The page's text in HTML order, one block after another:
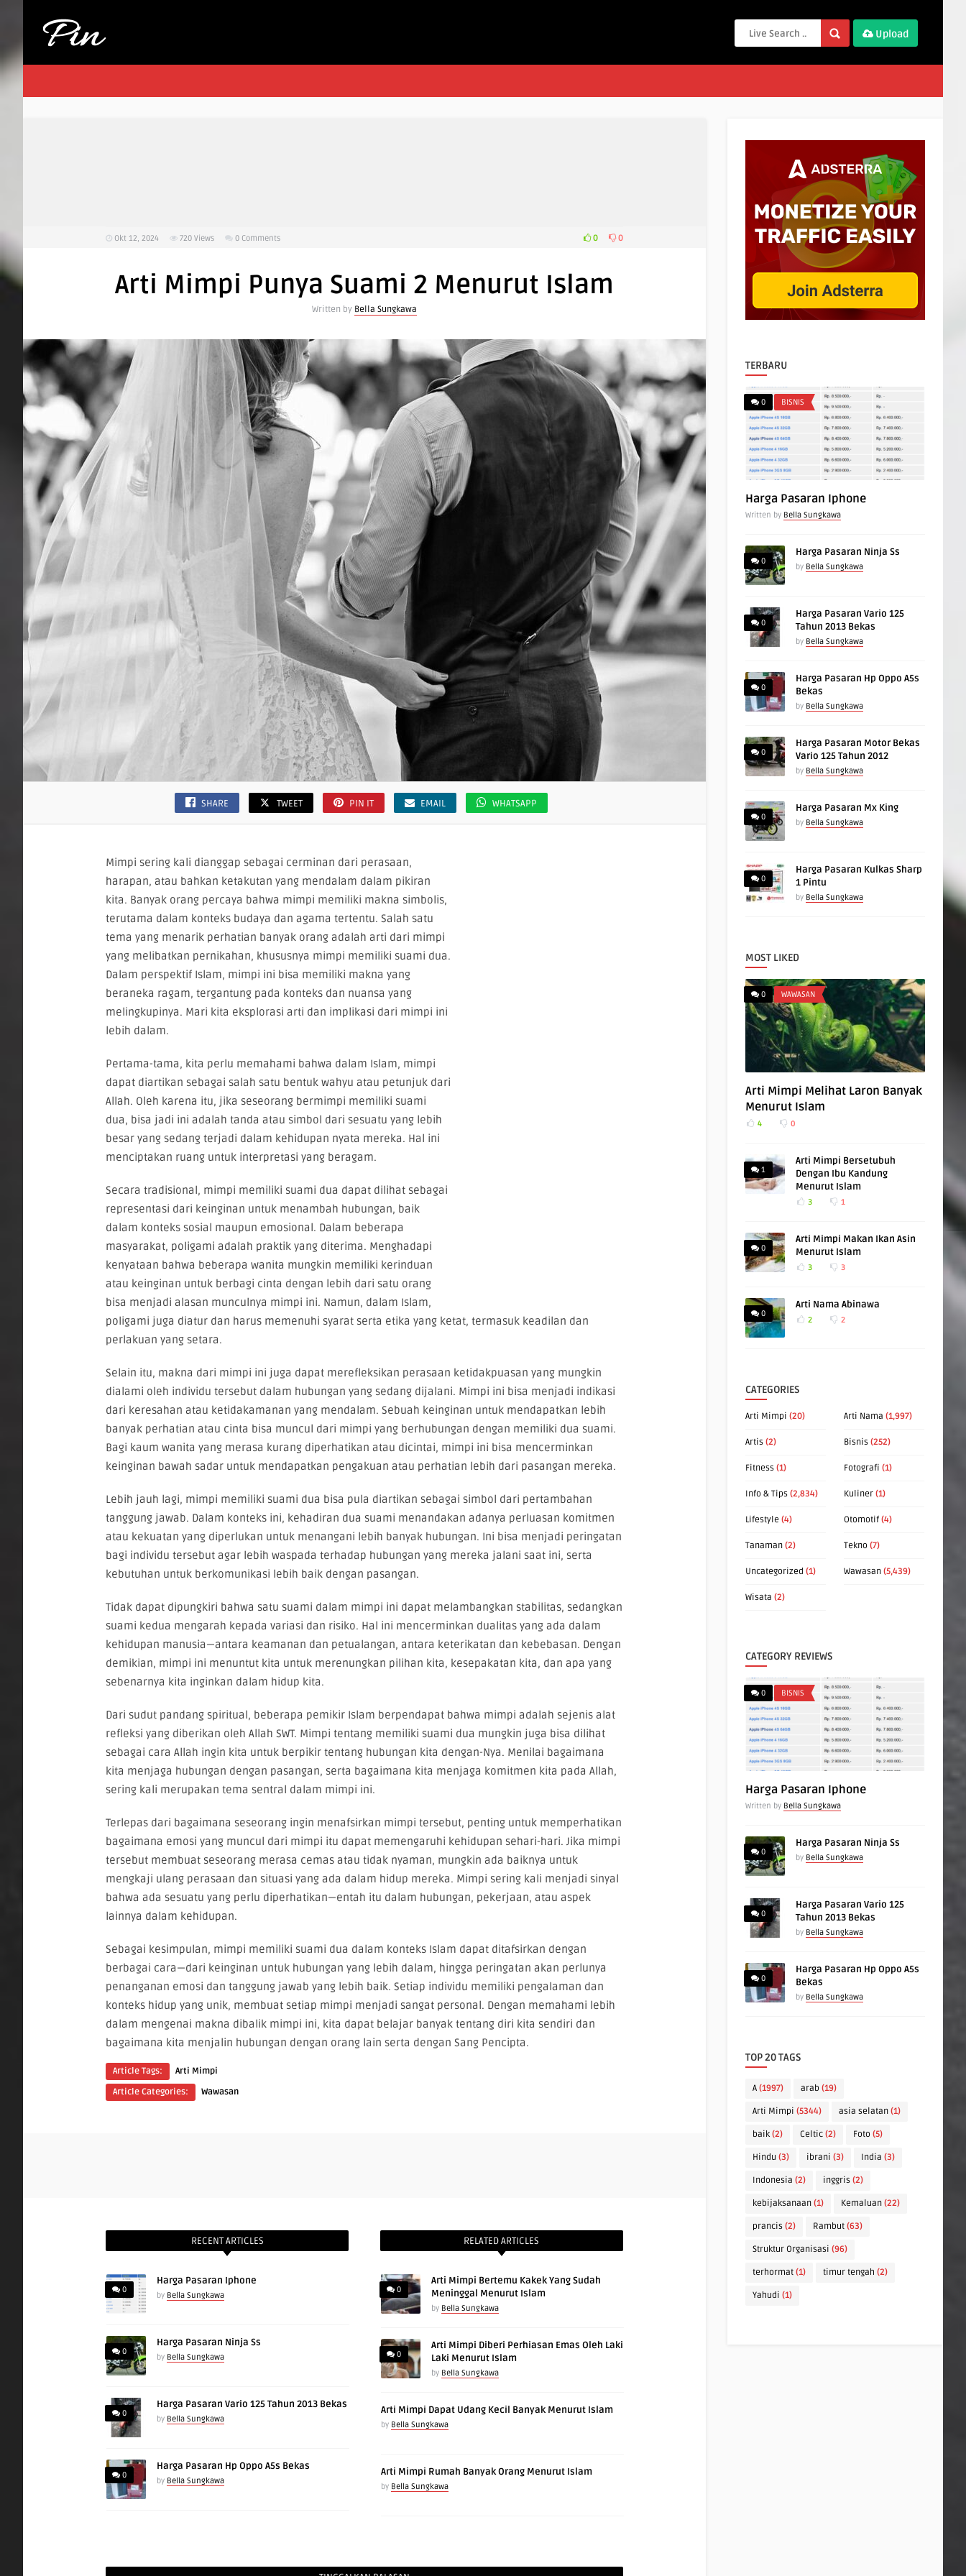
Upload
Okt 12, 2024 720 Views 0 Comments 0 0
Arti Mimpi Punya Suami 2 Menurut Islam
Written by Bella Sungkawa
SHARE TWEET PIN IT EMAIL WHATSAPP
Mimpi sering kali dianggap sebagai cerminan dari perasaan,
harapan, atau bahkan ketakutan yang mendalam dalam pikiran
kita. Banyak orang percaya bahwa mimpi memiliki makna simbolis,
terutama dalam konteks budaya dan agama tertentu. Salah satu
tema yang menarik perhatian banyak orang adalah arti dari mimpi
yang melibatkan pernikahan, khususnya mimpi memiliki suami dua.
Dalam perspektif Islam, mimpi ini bisa memiliki makna yang
beraneka ragam, tergantung pada konteks dan nuansa yang
melingkupinya. Mari kita eksplorasi arti dan implikasi dari mimpi ini
lebih dalam.
Pertama-tama, kita perlu memahami bahwa dalam Islam, mimpi
dapat diartikan sebagai salah satu bentuk wahyu atau petunjuk dari
Allah. Oleh karena itu, jika seseorang bermimpi memiliki suami
dua, bisa jadi ini adalah tanda atau simbol dari sesuatu yang lebih
besar yang sedang terjadi dalam kehidupan nyata mereka. Hal ini
menciptakan ruang untuk interpretasi yang beragam.
Secara tradisional, mimpi memiliki suami dua dapat dilihat sebagai
representasi dari keinginan untuk menambah hubungan, baik
dalam konteks sosial maupun emosional. Dalam beberapa
masyarakat, poligami adalah praktik yang diterima. Menghadapi
kenyataan bahwa beberapa wanita mungkin memiliki kerinduan
atau keinginan untuk berbagi cinta dengan lebih dari satu orang
bisa menjadi alasan munculnya mimpi ini. Namun, dalam Islam,
poligami juga diatur dan harus memenuhi syarat serta etika yang ketat, termasuk keadilan dan
perlakuan yang setara.
Selain itu, makna dari mimpi ini juga dapat merefleksikan perasaan ketidakpuasan yang mungkin
dialami oleh individu tersebut dalam hubungan yang sedang dijalani. Mimpi ini bisa menjadi indikasi
dari keresahan atau ketidakamanan yang mendalam. Sebuah keinginan untuk mendapatkan lebih
banyak perhatian atau cinta bisa muncul dari mimpi yang berhubungan dengan memiliki dua suami.
Bagi kaum wanita yang merasa kurang diperhatikan atau dicintai, mimpi ini bisa mencerminkan
keinginan bawah sadar untuk mendapatkan pengakuan atau perhatian lebih dari pasangan mereka.
Lebih jauh lagi, mimpi memiliki suami dua bisa pula diartikan sebagai simbol dari pertambahan
tanggung jawab. Dalam konteks ini, kehadiran dua suami menandakan adanya perluasan komitmen
atau kekuatan yang diperlukan untuk menangani lebih banyak hubungan. Ini bisa menjadi peringatan
bagi individu tersebut agar lebih waspada terhadap hubungan yang mereka jalani saat ini, serta
kebutuhan untuk berkomunikasi lebih baik dengan pasangan.
Tidak dapat dipungkiri bahwa satu suami dalam mimpi ini dapat melambangkan stabilitas, sedangkan
suami kedua mengarah kepada variasi dan risiko. Hal ini mencerminkan dualitas yang ada dalam
kehidupan manusia—antara keamanan dan petualangan, antara keterikatan dan kebebasan. Dengan
demikian, mimpi ini menuntut kita untuk merenungkan pilihan kita, kesepakatan kita, dan apa yang
sebenarnya kita inginkan dalam hidup kita.
Dari sudut pandang spiritual, beberapa pemikir Islam berpendapat bahwa mimpi adalah sejenis alat
refleksi yang diberikan oleh Allah SWT. Mimpi tentang memiliki suami dua mungkin juga bisa dilihat
sebagai cara Allah ingin kita untuk berpikir tentang hubungan kita dengan-Nya. Menilai bagaimana
kita menjaga hubungan dengan pasangan, serta bagaimana kita menjaga komitmen kita pada Allah,
sering kali merupakan tema sentral dalam mimpi ini.
Terlepas dari bagaimana seseorang ingin menafsirkan mimpi tersebut, penting untuk memperhatikan
bagaimana emosi yang muncul dari mimpi itu dapat memengaruhi kehidupan sehari-hari. Jika mimpi
tersebut membuat seseorang merasa cemas atau tidak nyaman, mungkin ada baiknya untuk
mengkaji ulang perasaan dan situasi yang ada dalam hidup mereka. Mimpi sering kali menjadi sinyal
bahwa ada sesuatu yang perlu diperhatikan—entah itu dalam hubungan, pekerjaan, atau aspek
lainnya dalam kehidupan.
Sebagai kesimpulan, mimpi memiliki suami dua dalam konteks Islam dapat ditafsirkan dengan
berbagai cara—dari keinginan untuk hubungan yang lebih dalam, hingga peringatan akan perlunya
penanganan emosi dan tanggung jawab yang lebih baik. Setiap individu memiliki pengalaman dan
konteks hidup yang unik, membuat setiap mimpi menjadi sangat personal. Dengan memahami lebih
dalam mengenai makna dibalik mimpi ini, kita dapat belajar banyak tentang diri kita sendiri dan
bagaimana kita menjalin hubungan dengan orang lain serta dengan Sang Pencipta.
Article Tags:
Arti Mimpi
Article Categories:
Wawasan
RECENT ARTICLES
0
Harga Pasaran Iphone
by Bella Sungkawa
0
Harga Pasaran Ninja Ss
by Bella Sungkawa
0
Harga Pasaran Vario 125 Tahun 2013 Bekas
by Bella Sungkawa
0
Harga Pasaran Hp Oppo A5s Bekas
by Bella Sungkawa
RELATED ARTICLES
0
Arti Mimpi Bertemu Kakek Yang Sudah
Meninggal Menurut Islam
by Bella Sungkawa
0
Arti Mimpi Diberi Perhiasan Emas Oleh Laki
Laki Menurut Islam
by Bella Sungkawa
Arti Mimpi Dapat Udang Kecil Banyak Menurut Islam
by Bella Sungkawa
Arti Mimpi Rumah Banyak Orang Menurut Islam
by Bella Sungkawa
TERBARU
0 BISNIS
Harga Pasaran Iphone
Written by Bella Sungkawa
0
Harga Pasaran Ninja Ss
by Bella Sungkawa
0
Harga Pasaran Vario 125
Tahun 2013 Bekas
by Bella Sungkawa
0
Harga Pasaran Hp Oppo A5s
Bekas
by Bella Sungkawa
0
Harga Pasaran Motor Bekas
Vario 125 Tahun 2012
by Bella Sungkawa
0
Harga Pasaran Mx King
by Bella Sungkawa
0
Harga Pasaran Kulkas Sharp
1 Pintu
by Bella Sungkawa
MOST LIKED
0 WAWASAN
Arti Mimpi Melihat Laron Banyak
Menurut Islam
4 0
1
Arti Mimpi Bersetubuh
Dengan Ibu Kandung
Menurut Islam
3 1
0
Arti Mimpi Makan Ikan Asin
Menurut Islam
3 3
0
Arti Nama Abinawa
2 2
CATEGORIES
Arti Mimpi (20) Arti Nama (1,997)
Artis (2) Bisnis (252)
Fitness (1) Fotografi (1)
Info & Tips (2,834) Kuliner (1)
Lifestyle (4) Otomotif (4)
Tanaman (2) Tekno (7)
Uncategorized (1) Wawasan (5,439)
Wisata (2)
CATEGORY REVIEWS
0 BISNIS
Harga Pasaran Iphone
Written by Bella Sungkawa
0
Harga Pasaran Ninja Ss
by Bella Sungkawa
0
Harga Pasaran Vario 125
Tahun 2013 Bekas
by Bella Sungkawa
0
Harga Pasaran Hp Oppo A5s
Bekas
by Bella Sungkawa
TOP 20 TAGS
A (1997) arab (19)
Arti Mimpi (5344) asia selatan (1)
baik (2) Celtic (2) Foto (5)
Hindu (3) ibrani (3) India (3)
Indonesia (2) inggris (2)
kebijaksanaan (1) Kemaluan (22)
prancis (2) Rambut (63)
Struktur Organisasi (96)
terhormat (1) timur tengah (2)
Yahudi (1)